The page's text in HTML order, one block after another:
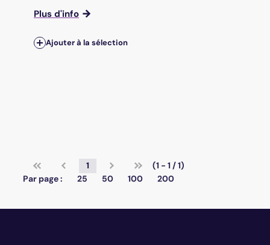
Plus d'info
Ajouter à la sélection
1
(1 - 1 / 1)
Par page :
25 50 100 200